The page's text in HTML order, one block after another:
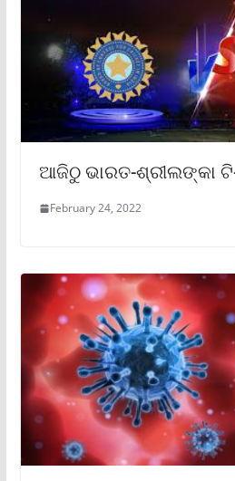
ଆଜିଠୁ ଭାରତ-ଶ୍ରୀଲଙ୍କା
February 24, 2022